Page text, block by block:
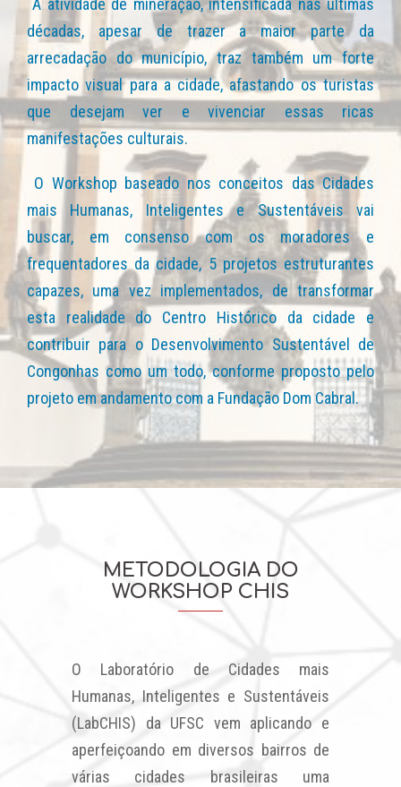
A atividade de mineração, intensificada nas últimas
décadas, apesar de trazer a maior parte da
arrecadação do município, traz também um forte
impacto visual para a cidade, afastando os turistas
que desejam ver e vivenciar essas ricas
manifestações culturais.
O Workshop baseado nos conceitos das Cidades
mais Humanas, Inteligentes e Sustentáveis vai
buscar, em consenso com os moradores e
frequentadores da cidade, 5 projetos estruturantes
capazes, uma vez implementados, de transformar
esta realidade do Centro Histórico da cidade e
contribuir para o Desenvolvimento Sustentável de
Congonhas como um todo, conforme proposto pelo
projeto em andamento com a Fundação Dom Cabral.
METODOLOGIA DO
WORKSHOP CHIS
O Laboratório de Cidades mais
Humanas, Inteligentes e Sustentáveis
(LabCHIS) da UFSC vem aplicando e
aperfeiçoando em diversos bairros de
várias cidades brasileiras uma